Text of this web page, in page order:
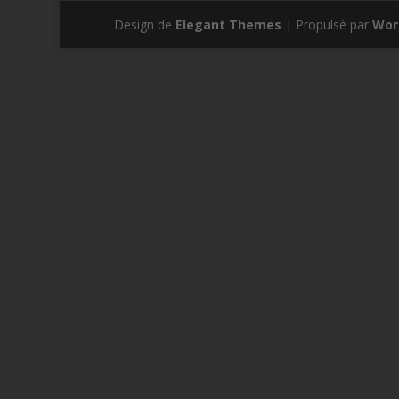
Design de Elegant Themes | Propulsé par